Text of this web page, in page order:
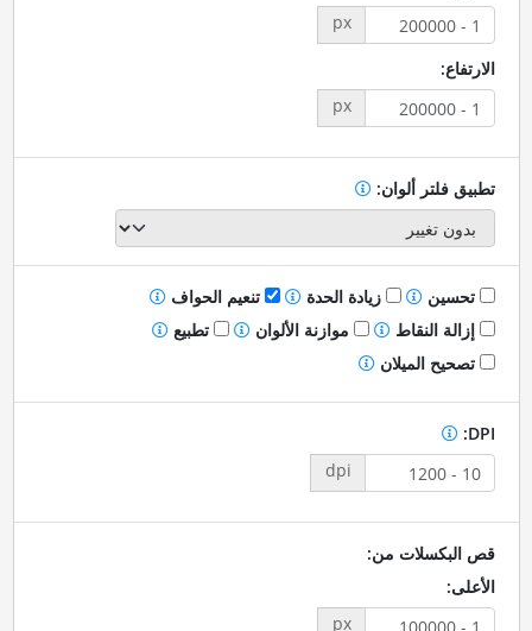
px
الارتفاع:
px
تطبيق فلتر ألوان:
تحسين زيادة الحدة
تنعيم الحواف
إزالة النقاط
موازنة الألوان
تطبيع
تصحيح الميلان
DPI:
dpi
قص البكسلات من:
الأعلى:
px